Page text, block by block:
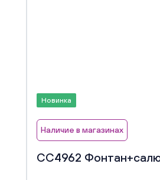
Новинка
Наличие в магазинах
СС4962